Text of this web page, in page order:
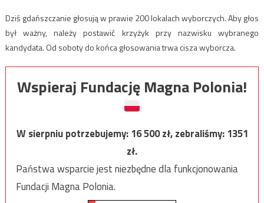
Dziś gdańszczanie głosują w prawie 200 lokalach wyborczych. Aby głos
był ważny, należy postawić krzyżyk przy nazwisku wybranego
kandydata. Od soboty do końca głosowania trwa cisza wyborcza.
Wspieraj Fundację Magna Polonia!
W sierpniu potrzebujemy:16 500zł, zebraliśmy:1351
zł.
Państwa wsparcie jest niezbędne dla funkcjonowania
Fundacji Magna Polonia.